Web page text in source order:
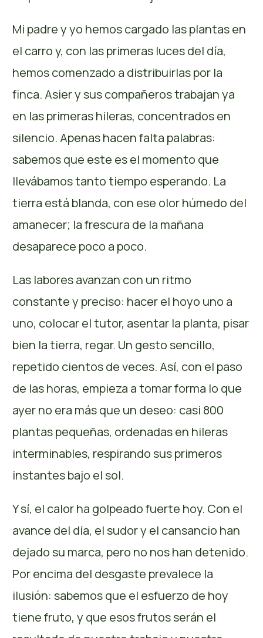
Mi padre y yo hemos cargado las plantas en
el carro y, con las primeras luces del día,
hemos comenzado a distribuirlas por la
finca. Asier y sus compañeros trabajan ya
en las primeras hileras, concentrados en
silencio. Apenas hacen falta palabras:
sabemos que este es el momento que
llevábamos tanto tiempo esperando. La
tierra está blanda, con ese olor húmedo del
amanecer; la frescura de la mañana
desaparece poco a poco.
Las labores avanzan con un ritmo
constante y preciso: hacer el hoyo uno a
uno, colocar el tutor, asentar la planta, pisar
bien la tierra, regar. Un gesto sencillo,
repetido cientos de veces. Así, con el paso
de las horas, empieza a tomar forma lo que
ayer no era más que un deseo: casi 800
plantas pequeñas, ordenadas en hileras
interminables, respirando sus primeros
instantes bajo el sol.
Y sí, el calor ha golpeado fuerte hoy. Con el
avance del día, el sudor y el cansancio han
dejado su marca, pero no nos han detenido.
Por encima del desgaste prevalece la
ilusión: sabemos que el esfuerzo de hoy
tiene fruto, y que esos frutos serán el